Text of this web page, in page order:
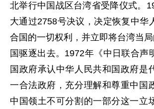
北举行中国战区台湾省受降仪式。
大通过2758号决议，决定恢复中华
合国的一切权利，并立即将台湾当局
国驱逐出去。1972年《中日联合声
国政府承认中华人民共和国政府是
一合法政府，充分理解和尊重中国
中国领土不可分割的一部分这一立